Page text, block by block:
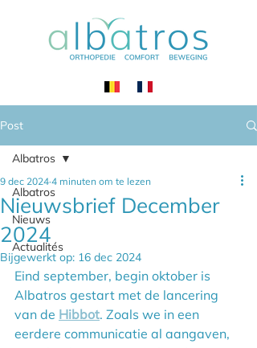
Post
Albatros
Nieuws
Actualités
Albatros
Nieuwsbrief December
2024
9 dec 2024 4 minuten om te lezen
Bijgewerkt op: 16 dec 2024
Eind september, begin oktober is
Albatros gestart met de lancering
van de Hibbot. Zoals we in een
eerdere communicatie al aangaven,